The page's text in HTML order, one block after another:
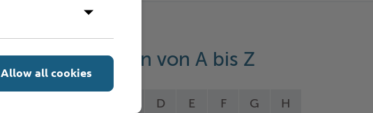
Leistungen von A bis Z
D E F G H
Allow all cookies